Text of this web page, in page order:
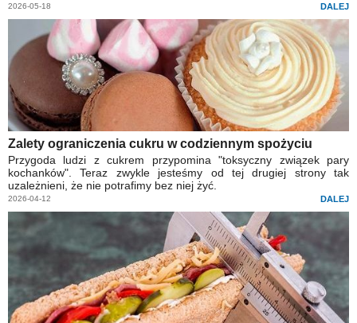
2026-05-18 DALEJ
Zalety ograniczenia cukru w codziennym spożyciu
Przygoda ludzi z cukrem przypomina "toksyczny związek pary
kochanków". Teraz zwykle jesteśmy od tej drugiej strony tak
uzależnieni, że nie potrafimy bez niej żyć.
2026-04-12 DALEJ